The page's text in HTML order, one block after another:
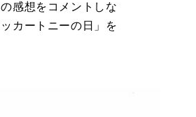
感想をコメントしな
カートニーの日」を